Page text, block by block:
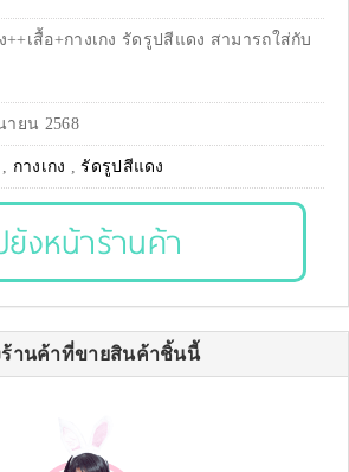
++เสื้อ+กางเกง รัดรูปสีแดง สามารถใส่กับ
ายน 2568
, กางเกง ,รัดรูปสีแดง
ยังหน้าร้านค้า
านค้าที่ขายสินค้าชิ้นนี้